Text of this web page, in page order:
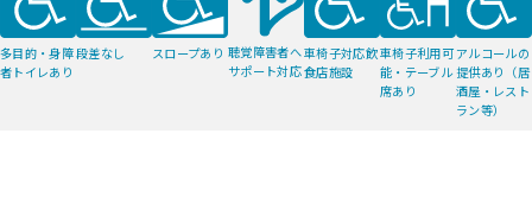
多目的・身障
者トイレあり
段差なし スロープあり 聴覚障害者へ
サポート対応
車椅子対応飲
食店施設
車椅子利用可
能・テーブル
席あり
アルコールの
提供あり（居
酒屋・レスト
ラン等）